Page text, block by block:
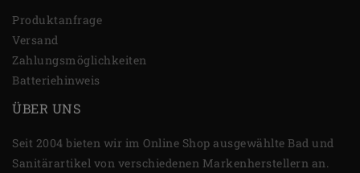
Produktanfrage
Versand
Zahlungsmöglichkeiten
Batteriehinweis
ÜBER UNS
Seit 2004 bieten wir im Online Shop ausgewählte Bad und
Sanitärartikel von verschiedenen Markenherstellern an.